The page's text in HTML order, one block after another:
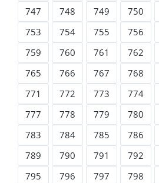
747
748 749 750
753
754 755 756
759
760 761 762
765
766 767 768
771
772 773 774
777
778 779 780
783
784 785 786
789
790 791 792
795
796 797 798